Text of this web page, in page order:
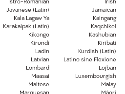
Irish
Istro-Romanian
Jamaican
Javanese (Latin)
Kaingang
Kala Lagaw Ya
Kaqchikel
Karakalpak (Latin)
Kashubian
Kikongo
Kiribati
Kirundi
Kurdish (Latin)
Ladin
Latino sine Flexione
Latvian
Lojban
Lombard
Luxembourgish
Maasai
Malay
Maltese